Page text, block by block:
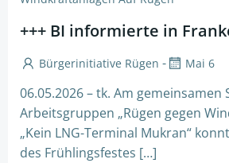
+++ BI informierte in
Bürgerinitiative Rügen - Mai 6
06.05.2026 – tk. Am gemeinsamen
Arbeitsgruppen „Rügen gegen
„Kein LNG-Terminal Mukran“
des Frühlingsfestes […]